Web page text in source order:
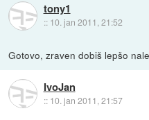
tony1
:: 10. jan 2011, 21:52
Gotovo, zraven dobiš lepšo
IvoJan
:: 10. jan 2011, 21:57